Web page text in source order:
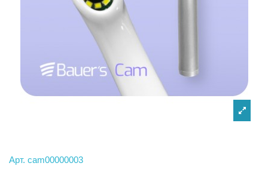
Арт. cam00000003